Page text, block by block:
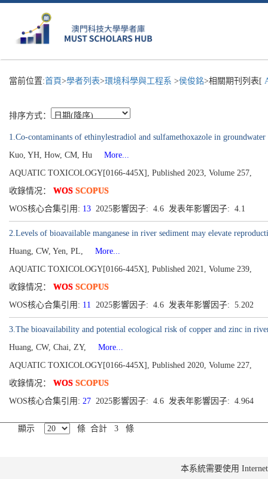
當前位置:首頁>學者列表>環境科學與工程系 >侯俊銘>相關期刊列表[
排序方式：
1.Co-contaminants of ethinylestradiol and sulfamethoxazole in
Kuo, YH, How, CM, Hu
More...
AQUATIC TOXICOLOGY[0166-445X], Published 2023, Volume 257,
收錄情况： WOS SCOPUS
WOS核心合集引用: 13 2025影響因子: 4.6 发表年影響因子: 4.1
2.Levels of bioavailable manganese in river sediment may elevate
Huang, CW, Yen, PL,
More...
AQUATIC TOXICOLOGY[0166-445X], Published 2021, Volume 239,
收錄情况： WOS SCOPUS
WOS核心合集引用: 11 2025影響因子: 4.6 发表年影響因子: 5.202
3.The bioavailability and potential ecological risk of copper and zinc in
Huang, CW, Chai, ZY,
More...
AQUATIC TOXICOLOGY[0166-445X], Published 2020, Volume 227,
收錄情况： WOS SCOPUS
WOS核心合集引用: 27 2025影響因子: 4.6 发表年影響因子: 4.964
顯示 條 合計 3 條
本系統需要使用